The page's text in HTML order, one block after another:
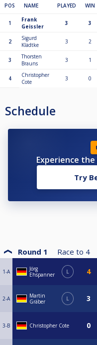
POS NAME PLAYED WIN
1
Frank
Geissler
3 3
2
Sigurd
Klädtke
3 2
3
Thorsten
Brauns
3 1
4
Christopher
Cote
3 0
Schedule
Experience
Try
Round 1 Race to 4
1-A
Jörg
Ehspanner
L
2-A
Martin
Gräber
L
3-B Christopher Cote